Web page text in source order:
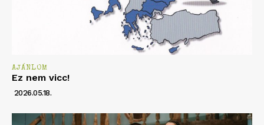
AJÁNLOM
Ez nem vicc!
2026.05.18.